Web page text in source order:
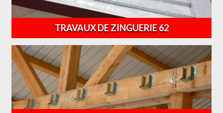
TRAVAUX DE ZINGUERIE 62